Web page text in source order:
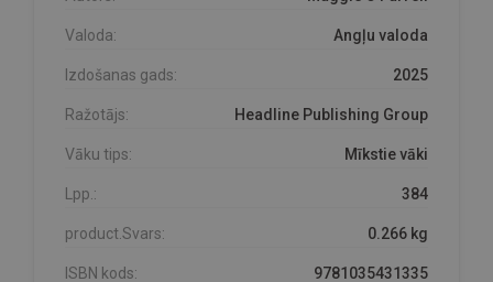
Valoda: Angļu valoda
Izdošanas gads: 2025
Ražotājs: Headline Publishing Group
Vāku tips: Mīkstie vāki
Lpp.: 384
product.Svars: 0.266 kg
ISBN kods: 9781035431335